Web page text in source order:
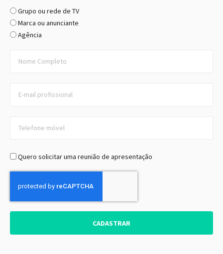
Grupo ou rede de TV
Marca ou anunciante
Agência
Quero solicitar uma reunião de apresentação
CADASTRAR